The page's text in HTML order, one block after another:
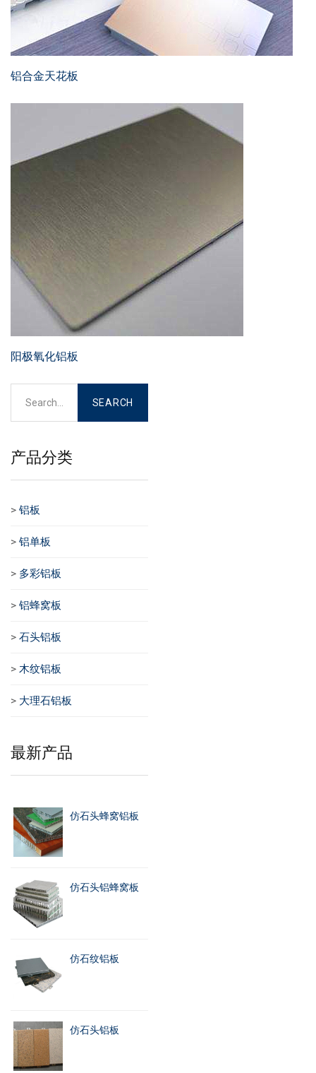
铝合金天花板
阳极氧化铝板
产品分类
> 铝板
> 铝单板
> 多彩铝板
> 铝蜂窝板
> 石头铝板
> 木纹铝板
> 大理石铝板
最新产品
仿石头蜂窝铝板
仿石头铝蜂窝板
仿石纹铝板
仿石头铝板